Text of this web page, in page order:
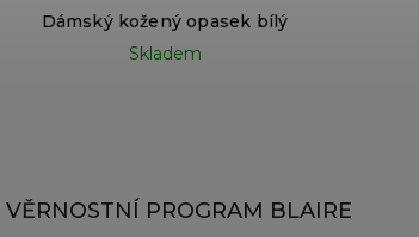
Dámský kožený opasek bílý
Skladem
VĚRNOSTNÍ PROGRAM BLAIRE